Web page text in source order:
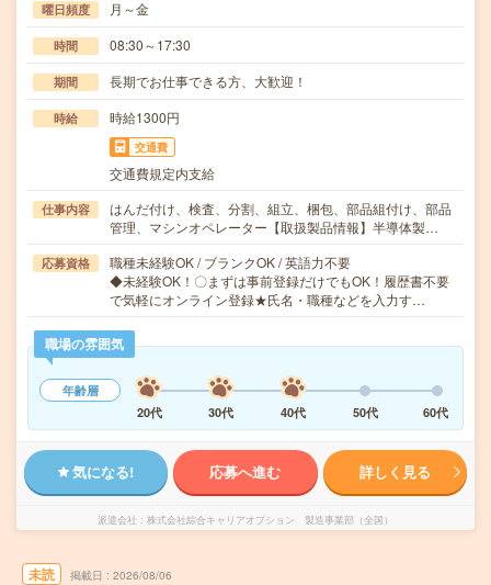
曜日頻度 月～金
時間 08:30～17:30
期間 長期でお仕事できる方、大歓迎！
時給 時給1300円
交通費
交通費規定内支給
仕事内容
はんだ付け、検査、分割、組立、梱包、部品組付け、部品
管理、マシンオペレーター【取扱製品情報】半導体製…
応募資格
職種未経験OK / ブランクOK / 英語力不要
◆未経験OK！〇まずは事前登録だけでもOK！履歴書不要
で気軽にオンライン登録★氏名・職種などを入力す…
職場の雰囲気
年齢層
20代
30代 40代 50代 60代
気になる! 応募へ進む 詳しく見る
派遣会社 株式会社綜合キャリアオプション 製造事業部（全国）
未読 掲載日 2026/08/06